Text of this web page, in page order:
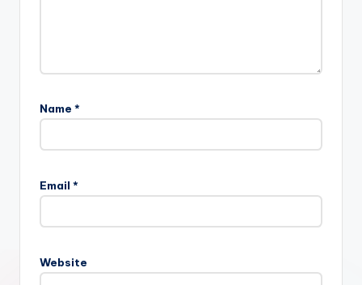
Name *
Email *
Website